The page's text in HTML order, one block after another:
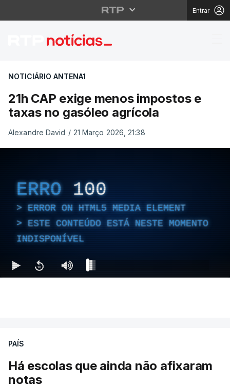
Entrar
21h CAP exige
NOTICIÁRIO ANTENA1
21h CAP exige menos impostos e
taxas no gasóleo agrícola
Alexandre David / 21 Março 2026, 21:38
ERRO 100
ERROR ON HTML5 MEDIA ELEMENT
ESTE CONTEÚDO ESTÁ NESTE MOMENTO
INDISPONÍVEL
PAÍS
Há escolas que ainda não afixaram
notas